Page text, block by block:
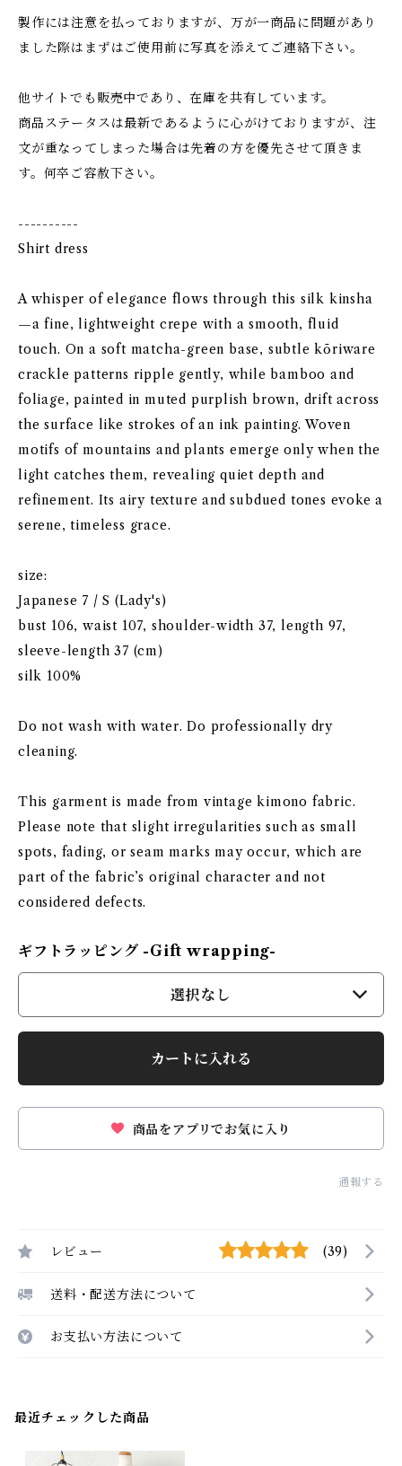
製作には注意を払っておりますが、万が一商品に問題があり
ました際はまずはご使用前に写真を添えてご連絡下さい。
他サイトでも販売中であり、在庫を共有しています。
商品ステータスは最新であるように心がけておりますが、注
文が重なってしまった場合は先着の方を優先させて頂きま
す。何卒ご容赦下さい。
----------
Shirt dress
A whisper of elegance flows through this silk kinsha
—a fine, lightweight crepe with a smooth, fluid
touch. On a soft matcha-green base, subtle kōriware
crackle patterns ripple gently, while bamboo and
foliage, painted in muted purplish brown, drift across
the surface like strokes of an ink painting. Woven
motifs of mountains and plants emerge only when the
light catches them, revealing quiet depth and
refinement. Its airy texture and subdued tones evoke a
serene, timeless grace.
size:
Japanese 7 / S (Lady's)
bust 106, waist 107, shoulder-width 37, length 97,
sleeve-length 37 (cm)
silk 100%
Do not wash with water. Do professionally dry
cleaning.
This garment is made from vintage kimono fabric.
Please note that slight irregularities such as small
spots, fading, or seam marks may occur, which are
part of the fabric’s original character and not
considered defects.
ギフトラッピング -Gift wrapping-
選択なし
カートに入れる
商品をアプリでお気に入り
通報する
レビュー (39)
送料・配送方法について
お支払い方法について
最近チェックした商品